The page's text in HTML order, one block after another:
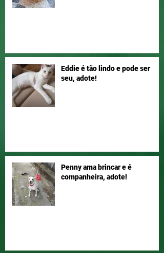
Eddie é tão lindo e pode ser
seu, adote!
Penny ama brincar e é
companheira, adote!